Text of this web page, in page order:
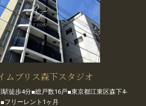
ムブリス森下スタジオ
駅徒歩4分■総戸数16戸■東京都江東区森下4-
フリーレント1ヶ月